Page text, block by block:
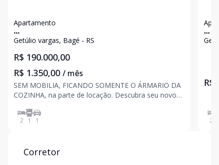
Apartamento
...
Getúlio vargas, Bagé - RS
R$ 190.000,00
R$ 1.350,00 / mês
SEM MOBILIA, FICANDO SOMENTE O ÁRMARIO DA
COZINHA, na parte de locação. Descubra seu novo
Tecla, no bairro Getúlio Vargas, em Bagé. Este
apartamento semi mobiliado oferece conforto e
2 1 1
...
R$
2
Corretor